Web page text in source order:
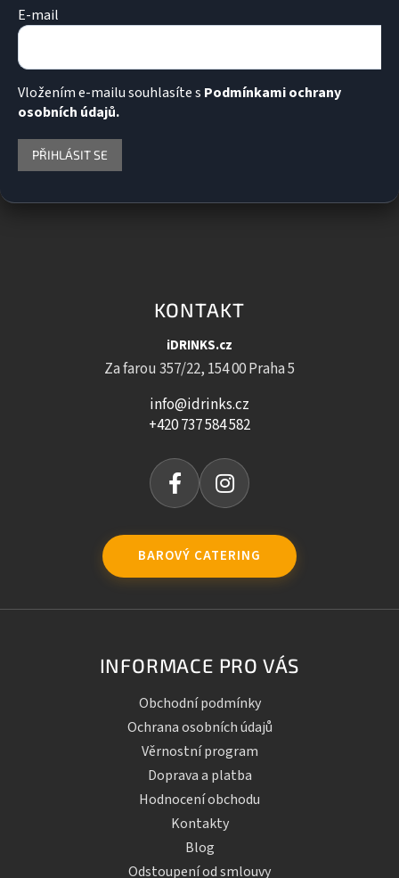
E-mail
Vložením e-mailu souhlasíte s Podmínkami ochrany
osobních údajů.
PŘIHLÁSIT SE
KONTAKT
iDRINKS.cz
Za farou 357/22, 154 00 Praha 5
info@idrinks.cz
+420 737 584 582
BAROVÝ CATERING
INFORMACE PRO VÁS
Obchodní podmínky
Ochrana osobních údajů
Věrnostní program
Doprava a platba
Hodnocení obchodu
Kontakty
Blog
Odstoupení od smlouvy